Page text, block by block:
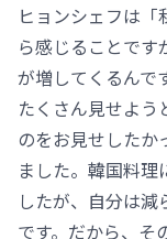
ヒョンシェフは
ら感じることです
が増してくるんで
たくさん見せよう
のをお見せしたか
ました。韓国料
したが、自分は
です。だから、そ